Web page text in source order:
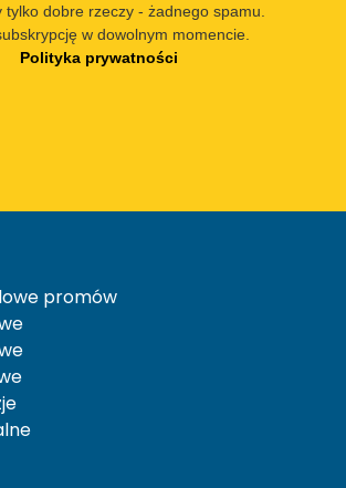
tylko dobre rzeczy - żadnego spamu.
w dowolnym momencie.
Polityka prywatności
promów